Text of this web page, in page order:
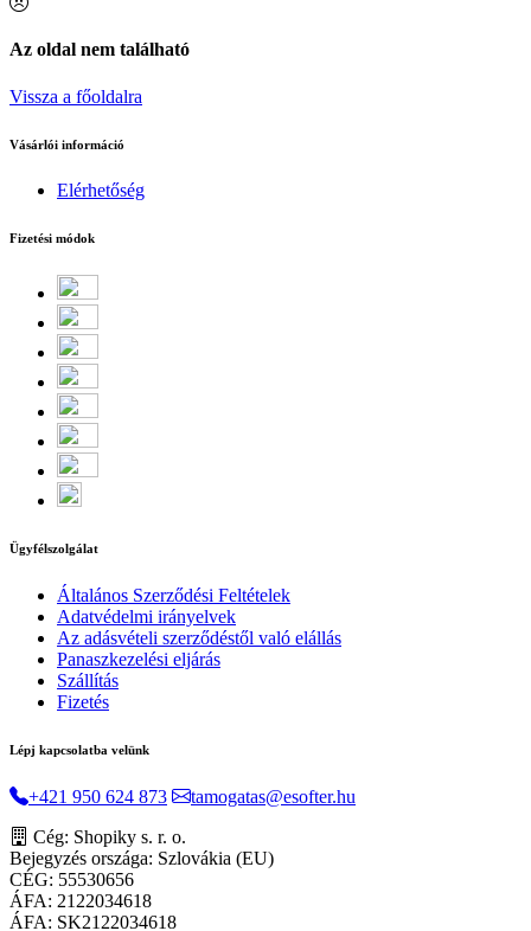
Az oldal nem található
Vissza a főoldalra
Vásárlói információ
Elérhetőség
Fizetési módok
Ügyfélszolgálat
Általános Szerződési Feltételek
Adatvédelmi irányelvek
Az adásvételi szerződéstől való elállás
Panaszkezelési eljárás
Szállítás
Fizetés
Lépj kapcsolatba velünk
+421 950 624 873
tamogatas@esofter.hu
Cég: Shopiky s. r. o.
Bejegyzés országa: Szlovákia (EU)
CÉG: 55530656
ÁFA: 2122034618
ÁFA: SK2122034618